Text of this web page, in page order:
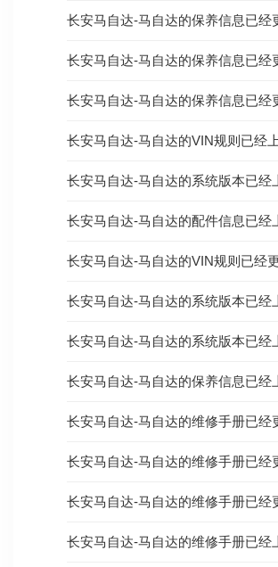
长安马自达-马自达的保养信息已经
长安马自达-马自达的保养信息已经
长安马自达-马自达的保养信息已经
长安马自达-马自达的VIN规则已经
长安马自达-马自达的系统版本已经
长安马自达-马自达的配件信息已经
长安马自达-马自达的VIN规则已经
长安马自达-马自达的系统版本已经
长安马自达-马自达的系统版本已经
长安马自达-马自达的保养信息已经
长安马自达-马自达的维修手册已经
长安马自达-马自达的维修手册已经
长安马自达-马自达的维修手册已经
长安马自达-马自达的维修手册已经